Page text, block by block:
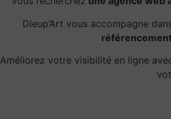
Dieup’Art vous accompagne
Améliorez votre visibilité en ligne